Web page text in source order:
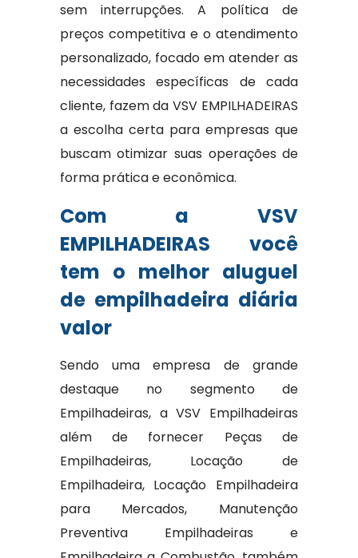
sem interrupções. A política de
preços competitiva e o atendimento
personalizado, focado em atender as
necessidades específicas de cada
cliente, fazem da VSV EMPILHADEIRAS
a escolha certa para empresas que
buscam otimizar suas operações de
forma prática e econômica.
Com a VSV
EMPILHADEIRAS você
tem o melhor aluguel
de empilhadeira diária
valor
Sendo uma empresa de grande
destaque no segmento de
Empilhadeiras, a VSV Empilhadeiras
além de fornecer Peças de
Empilhadeiras, Locação de
Empilhadeira, Locação Empilhadeira
para Mercados, Manutenção
Preventiva Empilhadeiras e